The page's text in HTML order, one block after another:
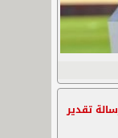
تقدير